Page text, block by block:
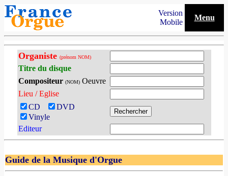
Version
Mobile
Menu
Organiste (prénom NOM)
Titre du disque
Compositeur (NOM)Oeuvre
Lieu / Eglise
CD
DVD
Vinyle
Editeur
Guide de la Musique d'Orgue